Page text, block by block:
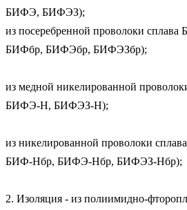
БИФЭ, БИФЭЗ);
из посеребренной проволоки
БИФбр, БИФЭбр, БИФЭЗбр);
из медной никелированной
БИФЭ-Н, БИФЭЗ-Н);
из никелированной проволоки
БИФ-Нбр, БИФЭ-Нбр, БИФЭЗ-Нбр);
2. Изоляция - из полиимидно-